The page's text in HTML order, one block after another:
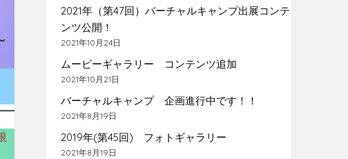
2021年（第47回）バーチャルキャンプ出展コンテ
ンツ公開！
2021年10月24日
ムービーギャラリー コンテンツ追加
2021年10月21日
バーチャルキャンプ 企画進行中です！！
2021年8月19日
2019年(第45回) フォトギャラリー
2021年8月19日